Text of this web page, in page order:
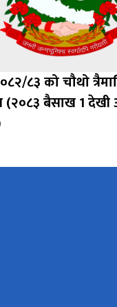
८३ को चौथो
(२०८३ बैसाख 1 देखी